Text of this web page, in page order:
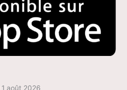
1 août 2026